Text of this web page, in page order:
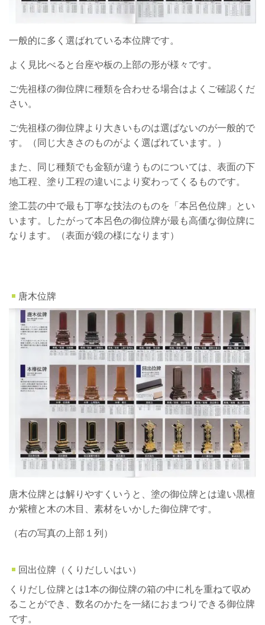
一般的に多く選ばれている本位牌です。
よく見比べると台座や板の上部の形が様々です。
ご先祖様の御位牌に種類を合わせる場合はよくご確認くだ
さい。
ご先祖様の御位牌より大きいものは選ばないのが一般的で
す。（同じ大きさのものがよく選ばれています。）
また、同じ種類でも金額が違うものについては、表面の下
地工程、塗り工程の違いにより変わってくるものです。
塗工芸の中で最も丁寧な技法のものを「本呂色位牌」とい
います。したがって本呂色の御位牌が最も高価な御位牌に
なります。（表面が鏡の様になります）
唐木位牌
唐木位牌とは解りやすくいうと、塗の御位牌とは違い黒檀
か紫檀と木の木目、素材をいかした御位牌です。
（右の写真の上部１列）
回出位牌（くりだしいはい）
くりだし位牌とは1本の御位牌の箱の中に札を重ねて収め
ることができ、数名のかたを一緒におまつりできる御位牌
です。